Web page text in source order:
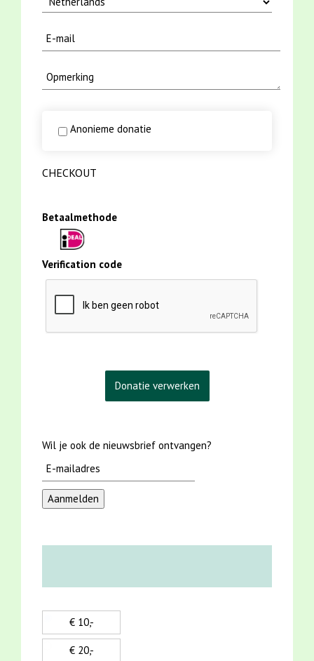
Anonieme donatie
CHECKOUT
Betaalmethode
Verification code
Wil je ook de nieuwsbrief ontvangen?
€ 10,-
€ 20,-